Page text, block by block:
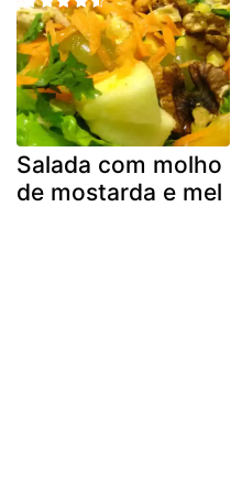
Salada com molho
de mostarda e mel